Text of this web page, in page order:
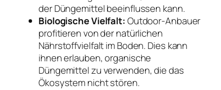
der Düngemittel beeinflussen kann.
Biologische Vielfalt:Outdoor-Anbauer
profitieren von der natürlichen
Nährstoffvielfalt im Boden. Dies kann
ihnen erlauben, organische
Düngemittel zu verwenden, die das
Ökosystem nicht stören.